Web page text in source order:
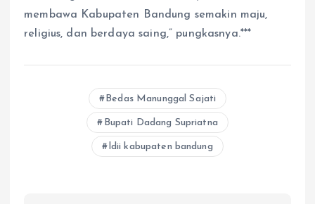
membawa Kabupaten Bandung semakin maju,
religius, dan berdaya saing,” pungkasnya.***
Bedas Manunggal Sajati
Bupati Dadang Supriatna
ldii kabupaten bandung